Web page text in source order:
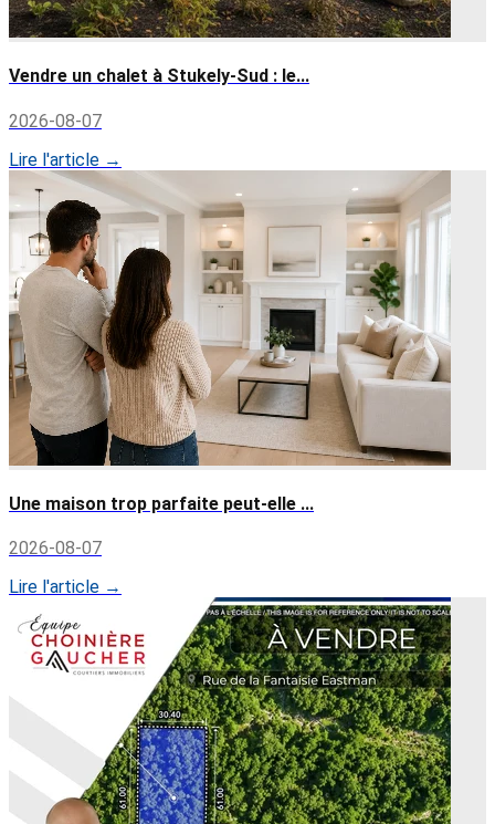
Vendre un chalet à Stukely-Sud : le...
2026-08-07
Lire l'article →
Une maison trop parfaite peut-elle ...
2026-08-07
Lire l'article →